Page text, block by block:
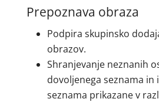
Prepoznava obraza
Podpira skupinsko
obrazov.
Shranjevanje neznanih
dovoljenega seznama in
seznama prikazane v